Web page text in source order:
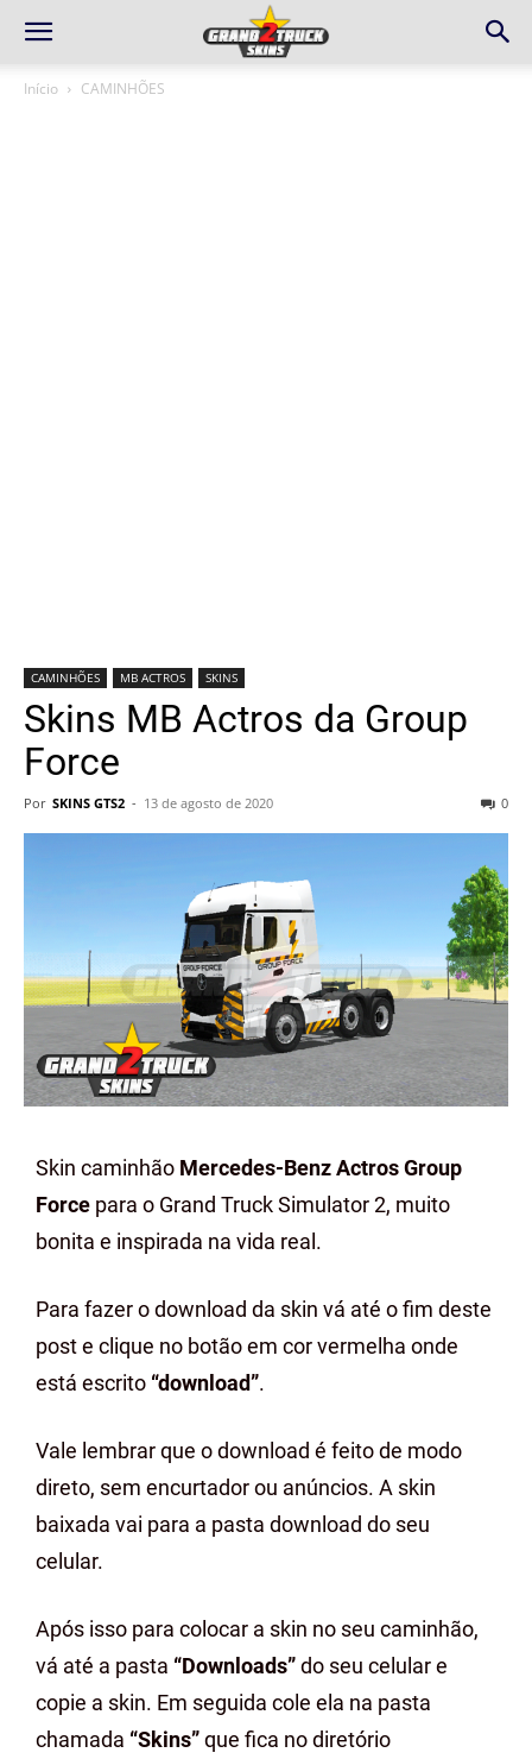
Início CAMINHÕES
CAMINHÕES MB ACTROS SKINS
Skins MB Actros da Group
Force
Por SKINS GTS2 - 13 de agosto de 2020 0
Skin caminhão Mercedes-Benz Actros Group
Force para o Grand Truck Simulator 2, muito
bonita e inspirada na vida real.
Para fazer o download da skin vá até o fim deste
post e clique no botão em cor vermelha onde
está escrito “download”.
Vale lembrar que o download é feito de modo
direto, sem encurtador ou anúncios. A skin
baixada vai para a pasta download do seu
celular.
Após isso para colocar a skin no seu caminhão,
vá até a pasta “Downloads”do seu celular e
copie a skin. Em seguida cole ela na pasta
chamada “Skins”que fica no diretório